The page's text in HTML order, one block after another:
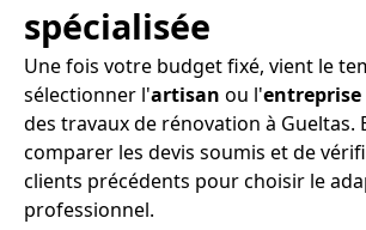
spécialisée
Une fois votre budget fixé, vient le
sélectionner l'artisan ou l'entreprise
des travaux de rénovation à Gueltas.
comparer les devis soumis et de
clients précédents pour choisir le
professionnel.